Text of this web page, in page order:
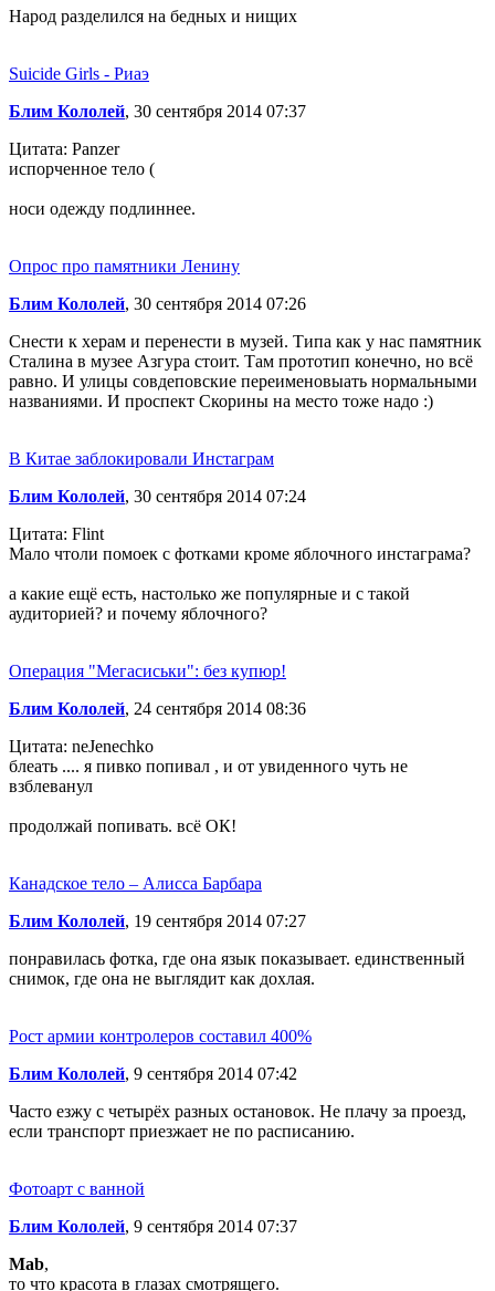
Народ разделился на бедных и нищих
Suicide Girls - Риаэ
Блим Кололей, 30 сентября 2014 07:37
Цитата: Panzer
испорченное тело (
носи одежду подлиннее.
Опрос про памятники Ленину
Блим Кололей, 30 сентября 2014 07:26
Снести к херам и перенести в музей. Типа как у нас памятник
Сталина в музее Азгура стоит. Там прототип конечно, но всё
равно. И улицы совдеповские переименовыать нормальными
названиями. И проспект Скорины на место тоже надо :)
В Китае заблокировали Инстаграм
Блим Кололей, 30 сентября 2014 07:24
Цитата: Flint
Мало чтоли помоек с фотками кроме яблочного инстаграма?
а какие ещё есть, настолько же популярные и с такой
аудиторией? и почему яблочного?
Операция "Мегасиськи": без купюр!
Блим Кололей, 24 сентября 2014 08:36
Цитата: neJenechko
блеать .... я пивко попивал , и от увиденного чуть не
взблеванул
продолжай попивать. всё ОК!
Канадское тело – Алисса Барбара
Блим Кололей, 19 сентября 2014 07:27
понравилась фотка, где она язык показывает. единственный
снимок, где она не выглядит как дохлая.
Рост армии контролеров составил 400%
Блим Кололей, 9 сентября 2014 07:42
Часто езжу с четырёх разных остановок. Не плачу за проезд,
если транспорт приезжает не по расписанию.
Фотоарт с ванной
Блим Кололей, 9 сентября 2014 07:37
Mab,
то что красота в глазах смотрящего.